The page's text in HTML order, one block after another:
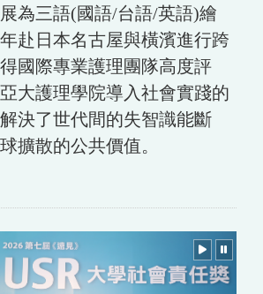
為三語(國語/台語/英語)繪
赴日本名古屋與橫濱進行跨
國際專業護理團隊高度評
大護理學院導入社會實踐的
決了世代間的失智識能斷
擴散的公共價值。